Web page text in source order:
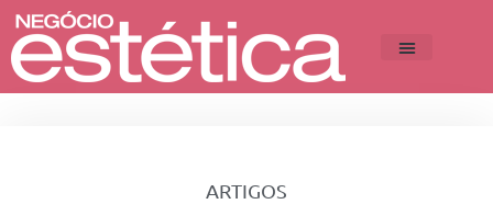
ARTIGOS